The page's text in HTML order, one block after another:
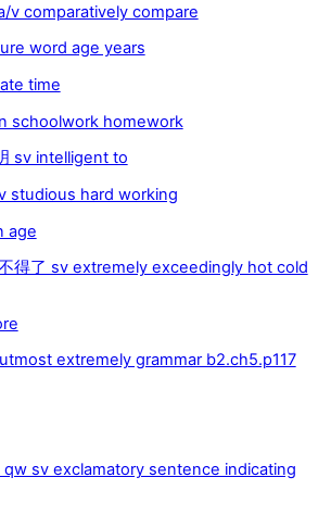
v comparatively compare
word age years
time
schoolwork homework
sv intelligent to
studious hard working
age
不得了 sv extremely exceedingly hot cold
utmost extremely grammar b2.ch5.p117
qw sv exclamatory sentence indicating